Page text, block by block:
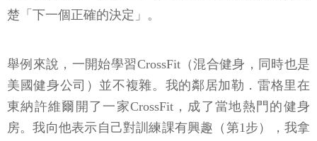
楚「下一個正確的決定」。
舉例來說，一開始學習CrossFit（混合健身，同時也是
美國健身公司）並不複雜。我的鄰居加勒．雷格里在
東納許維爾開了一家CrossFit，成了當地熱門的健身
房。我向他表示自己對訓練課有興趣（第1步），我拿